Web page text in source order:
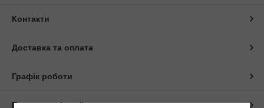
Контакти
Доставка та оплата
Графік роботи
Повна версія сайту